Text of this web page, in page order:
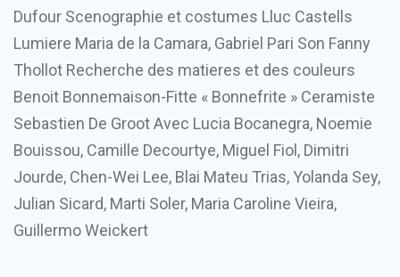
Dufour Scenographie et costumes Lluc Castells
Lumiere Maria de la Camara, Gabriel Pari Son Fanny
Thollot Recherche des matieres et des couleurs
Benoit Bonnemaison-Fitte « Bonnefrite » Ceramiste
Sebastien De Groot Avec Lucia Bocanegra, Noemie
Bouissou, Camille Decourtye, Miguel Fiol, Dimitri
Jourde, Chen-Wei Lee, Blai Mateu Trias, Yolanda Sey,
Julian Sicard, Marti Soler, Maria Caroline Vieira,
Guillermo Weickert